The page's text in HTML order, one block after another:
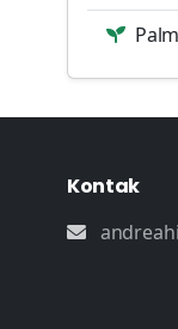
Kontak